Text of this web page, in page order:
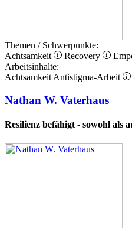
Themen / Schwerpunkte:
Achtsamkeit
Recovery
Arbeitsinhalte:
Achtsamkeit Antistigma-Arbeit
Nathan W. Vaterhaus
Resilienz befähigt - sowohl als